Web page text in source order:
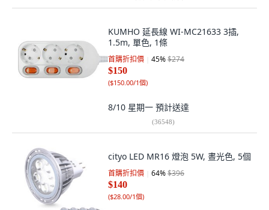
KUMHO 延長線 WI-MC21633 3插,
1.5m, 單色, 1條
首購折扣價 45%$274
$150
($150.00/1個)
8/10 星期一 預計送達
(36548)
cityo LED MR16 燈泡 5W, 晝光色, 5個
首購折扣價 64%$396
$140
($28.00/1個)